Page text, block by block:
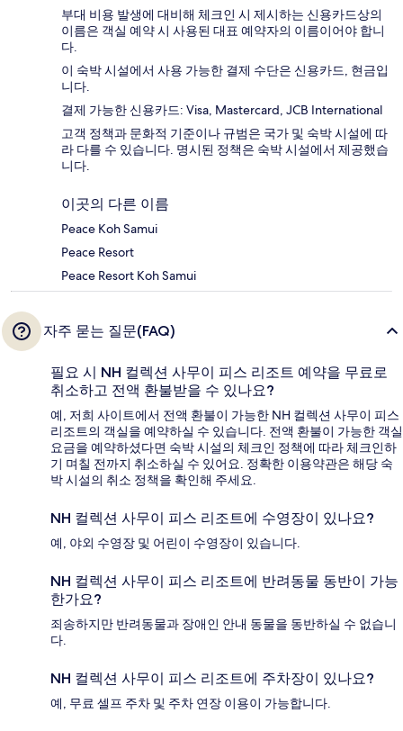
부대 비용 발생에 대비해 체크인 시 제시하는 신용카드상의
이름은 객실 예약 시 사용된 대표 예약자의 이름이어야 합니
다.
이 숙박 시설에서 사용 가능한 결제 수단은 신용카드, 현금입
니다.
결제 가능한 신용카드: Visa, Mastercard, JCB International
고객 정책과 문화적 기준이나 규범은 국가 및 숙박 시설에 따
라 다를 수 있습니다. 명시된 정책은 숙박 시설에서 제공했습
니다.
이곳의 다른 이름
Peace Koh Samui
Peace Resort
Peace Resort Koh Samui
자주 묻는 질문(FAQ)
필요 시 NH 컬렉션 사무이 피스 리조트 예약을 무료로
취소하고 전액 환불받을 수 있나요?
예, 저희 사이트에서 전액 환불이 가능한 NH 컬렉션 사무이 피스
리조트의 객실을 예약하실 수 있습니다. 전액 환불이 가능한 객실
요금을 예약하셨다면 숙박 시설의 체크인 정책에 따라 체크인하
기 며칠 전까지 취소하실 수 있어요. 정확한 이용약관은 해당 숙
박 시설의 취소 정책을 확인해 주세요.
NH 컬렉션 사무이 피스 리조트에 수영장이 있나요?
예, 야외 수영장 및 어린이 수영장이 있습니다.
NH 컬렉션 사무이 피스 리조트에 반려동물 동반이 가능
한가요?
죄송하지만 반려동물과 장애인 안내 동물을 동반하실 수 없습니
다.
NH 컬렉션 사무이 피스 리조트에 주차장이 있나요?
예, 무료 셀프 주차 및 주차 연장 이용이 가능합니다.